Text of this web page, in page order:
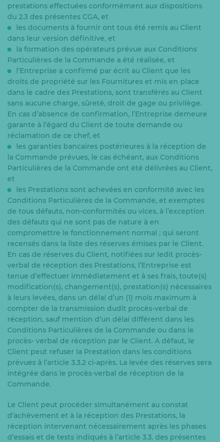
prestations effectuées conformément aux dispositions
du 2.3 des présentes CGA, et
les documents à fournir ont tous été remis au Client
dans leur version définitive, et
la formation des opérateurs prévue aux Conditions
Particulières de la Commande a été réalisée, et
l’Entreprise a confirmé par écrit au Client que les
droits de propriété sur les Fournitures et mis en place
dans le cadre des Prestations, sont transférés au Client
sans aucune charge, sûreté, droit de gage ou privilège.
En cas d’absence de confirmation, l’Entreprise demeure
garante à l’égard du Client de toute demande ou
réclamation de ce chef, et
les garanties bancaires postérieures à la réception de
la Commande prévues, le cas échéant, aux Conditions
Particulières de la Commande ont été délivrées au Client,
et
les Prestations sont achevées en conformité avec les
Conditions Particulières de la Commande, et exemptes
de tous défauts, non-conformités ou vices, à l’exception
des défauts qui ne sont pas de nature à en
compromettre le fonctionnement normal ; qui seront
recensés dans la liste des réserves émises par le Client.
En cas de réserves du Client, notifiées sur ledit procès-
verbal de réception des Prestations, l’Entreprise est
tenue d’effectuer immédiatement et à ses frais, toute(s)
modification(s), changement(s), prestation(s) nécessaires
à leurs levées, dans un délai d’un (1) mois maximum à
compter de la transmission dudit procès-verbal de
réception, sauf mention d’un délai différent dans les
Conditions Particulières de la Commande ou dans le
procès- verbal de réception par le Client. A défaut, le
Client peut refuser la Prestation dans les conditions
prévues à l’article 3.3.2 ci-après. La levée des réserves sera
intégrée dans le procès-verbal de réception de la
Commande.
Le Client peut procéder simultanément au constat
d’achèvement et à la réception des Prestations, la
réception intervenant nécessairement après les phases
d’essais et de tests indiqués à l’article 3.3. des présentes